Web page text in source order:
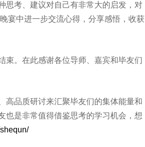
考、建议对自己有非常大的启发，对
宴中进一步交流心得，分享感悟，收获
。在此感谢各位导师、嘉宾和毕友们
品质研讨来汇聚毕友们的集体能量和
也是非常值得借鉴思考的学习机会，想